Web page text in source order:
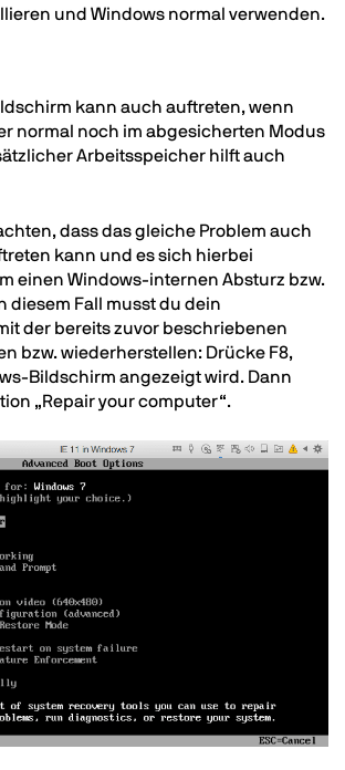
und Windows normal verwenden.
kann auch auftreten, wenn
normal noch im abgesicherten Modus
Arbeitsspeicher hilft auch
dass das gleiche Problem auch
kann und es sich hierbei
einen Windows-internen Absturz bzw.
diesem Fall musst du dein
der bereits zuvor beschriebenen
bzw. wiederherstellen: Drücke F8,
Bildschirm angezeigt wird. Dann
„Repair your computer“.